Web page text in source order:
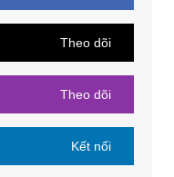
Theo dõi
Theo dõi
Kết nối